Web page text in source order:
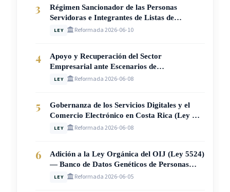
3
Régimen Sancionador de las Personas
Servidoras e Integrantes de Listas de
Suplentes, Elegibles y Meritorias del Poder
LEY Reformada 2026-06-10
4
Apoyo y Recuperación del Sector
Empresarial ante Escenarios de
Vulnerabilidad en Costa Rica (Ley N° 10907)
LEY Reformada 2026-06-08
5
Gobernanza de los Servicios Digitales y el
Comercio Electrónico en Costa Rica (Ley N.°
10946)
LEY Reformada 2026-06-08
6
Adición a la Ley Orgánica del OIJ (Ley 5524)
— Banco de Datos Genéticos de Personas
Condenadas por Delitos Sexuales (Ley N°
LEY Reformada 2026-06-05